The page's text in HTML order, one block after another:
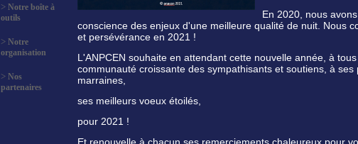
> Notre boîte à
outils
> Notre
organisation
> Nos
partenaires
En 2020, nous
conscience des enjeux d'une meilleure qualité de nuit. Nous
et persévérance en 2021 !
L'ANPCEN souhaite en attendant cette nouvelle année, à
communauté croissante des sympathisants et soutiens, à
marraines,
ses meilleurs voeux étoilés,
pour 2021 !